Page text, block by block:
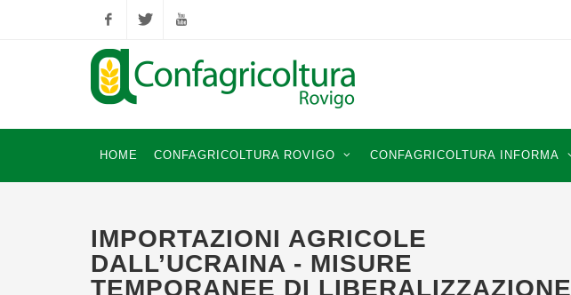
FacebookTwitter YouTube
HOME CONFAGRICOLTURA ROVIGO CONFAGRICOLTURA INFORMA
IMPORTAZIONI AGRICOLE
DALL’UCRAINA - MISURE
TEMPORANEE DI LIBERALIZZAZIONE